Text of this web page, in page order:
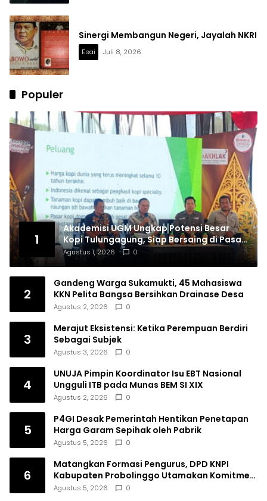
Sinergi Membangun Negeri, Jayalah NKRI
Esai Juli 8, 2026
Populer
1
Akademisi UGM Ungkap Potensi Besar
Kopi Tulungagung, Siap Bersaing di Pasar
Nasional hingga Dunia
Agustus 1, 2026 0
2
Gandeng Warga Sukamukti, 45 Mahasiswa
KKN Pelita Bangsa Bersihkan Drainase Desa
Agustus 2, 2026 0
3
Merajut Eksistensi: Ketika Perempuan Berdiri
Sebagai Subjek
Agustus 3, 2026 0
4
UNUJA Pimpin Koordinator Isu EBT Nasional
Ungguli ITB pada Munas BEM SI XIX
Agustus 2, 2026 0
5
P4GI Desak Pemerintah Hentikan Penetapan
Harga Garam Sepihak oleh Pabrik
Agustus 5, 2026 0
6
Matangkan Formasi Pengurus, DPD KNPI
Kabupaten Probolinggo Utamakan Komitmen
dan Kinerja
Agustus 5, 2026 0